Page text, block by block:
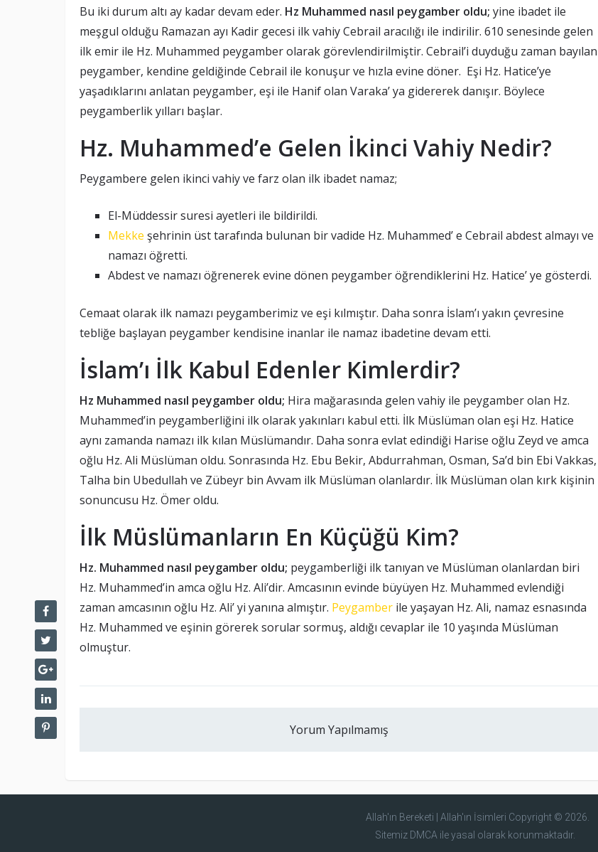
Bu iki durum altı ay kadar devam eder. Hz Muhammed nasıl peygamber oldu; yine ibadet ile
meşgul olduğu Ramazan ayı Kadir gecesi ilk vahiy Cebrail aracılığı ile indirilir. 610 senesinde gelen
ilk emir ile Hz. Muhammed peygamber olarak görevlendirilmiştir. Cebrail’i duyduğu zaman bayılan
peygamber, kendine geldiğinde Cebrail ile konuşur ve hızla evine döner. Eşi Hz. Hatice’ye
yaşadıklarını anlatan peygamber, eşi ile Hanif olan Varaka’ ya gidererek danışır. Böylece
peygamberlik yılları başlar.
Hz. Muhammed’e Gelen İkinci Vahiy Nedir?
Peygambere gelen ikinci vahiy ve farz olan ilk ibadet namaz;
El-Müddessir suresi ayetleri ile bildirildi.
Mekke şehrinin üst tarafında bulunan bir vadide Hz. Muhammed’ e Cebrail abdest almayı ve
namazı öğretti.
Abdest ve namazı öğrenerek evine dönen peygamber öğrendiklerini Hz. Hatice’ ye gösterdi.
Cemaat olarak ilk namazı peygamberimiz ve eşi kılmıştır. Daha sonra İslam’ı yakın çevresine
tebliğe başlayan peygamber kendisine inanlar ile namaz ibadetine devam etti.
İslam’ı İlk Kabul Edenler Kimlerdir?
Hz Muhammed nasıl peygamber oldu; Hira mağarasında gelen vahiy ile peygamber olan Hz.
Muhammed’in peygamberliğini ilk olarak yakınları kabul etti. İlk Müslüman olan eşi Hz. Hatice
aynı zamanda namazı ilk kılan Müslümandır. Daha sonra evlat edindiği Harise oğlu Zeyd ve amca
oğlu Hz. Ali Müslüman oldu. Sonrasında Hz. Ebu Bekir, Abdurrahman, Osman, Sa’d bin Ebi Vakkas,
Talha bin Ubedullah ve Zübeyr bin Avvam ilk Müslüman olanlardır. İlk Müslüman olan kırk kişinin
sonuncusu Hz. Ömer oldu.
İlk Müslümanların En Küçüğü Kim?
Hz. Muhammed nasıl peygamber oldu; peygamberliği ilk tanıyan ve Müslüman olanlardan biri
Hz. Muhammed’in amca oğlu Hz. Ali’dir. Amcasının evinde büyüyen Hz. Muhammed evlendiği
zaman amcasının oğlu Hz. Ali’ yi yanına almıştır. Peygamber ile yaşayan Hz. Ali, namaz esnasında
Hz. Muhammed ve eşinin görerek sorular sormuş, aldığı cevaplar ile 10 yaşında Müslüman
olmuştur.
Yorum Yapılmamış
Allah'ın Bereketi | Allah'ın İsimleri Copyright © 2026.
Sitemiz DMCA ile yasal olarak korunmaktadır.